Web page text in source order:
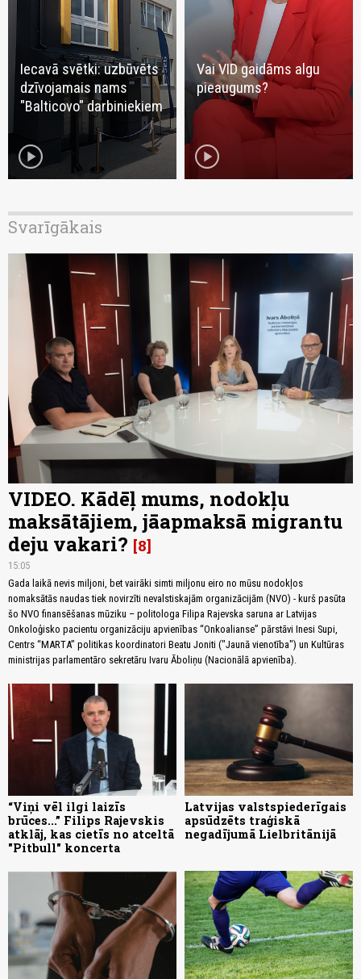
Iecavā svētki: uzbūvēts
dzīvojamais nams
"Balticovo" darbiniekiem
play_circle
Vai VID gaidāms algu
pieaugums?
play_circle
Svarīgākais
VIDEO. Kādēļ mums, nodokļu
maksātājiem, jāapmaksā migrantu
deju vakari? 8
15:05
Gada laikā nevis miljoni, bet vairāki simti miljonu eiro no mūsu nodokļos
nomaksātās naudas tiek novirzīti nevalstiskajām organizācijām (NVO) - kurš pasūta
šo NVO finansēšanas mūziku – politologa Filipa Rajevska saruna ar Latvijas
Onkoloģisko pacientu organizāciju apvienības “Onkoalianse” pārstāvi Inesi Supi,
Centrs “MARTA” politikas koordinatori Beatu Joniti ("Jaunā vienotība") un Kultūras
ministrijas parlamentāro sekretāru Ivaru Āboliņu (Nacionālā apvienība).
“Viņi vēl ilgi laizīs
brūces...” Filips Rajevskis
atklāj, kas cietīs no atceltā
"Pitbull" koncerta
Latvijas valstspiederīgais
apsūdzēts traģiskā
negadījumā Lielbritānijā